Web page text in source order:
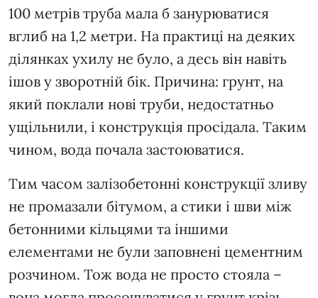
100 метрів труба мала б занурюватися
вглиб на 1,2 метри. На практиці на деяких
ділянках ухилу не було, а десь він навіть
ішов у зворотній бік. Причина: грунт, на
який поклали нові труби, недостатньо
ущільнили, і конструкція просідала. Таким
чином, вода почала застоюватися.
Тим часом залізобетонні конструкції зливу
не промазали бітумом, а стики і шви між
бетонними кільцями та іншими
елементами не були заповнені цементним
розчином. Тож вода не просто стояла –